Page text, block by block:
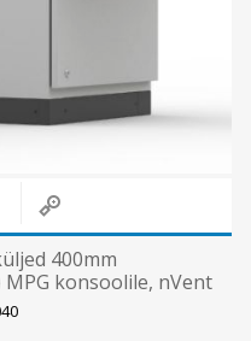
400mm
konsoolile, nVent